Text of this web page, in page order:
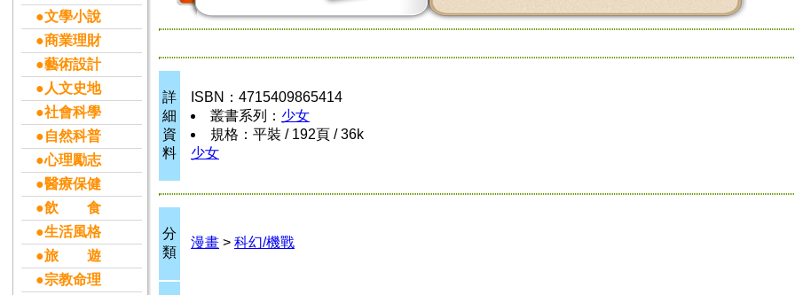
●文學小說
●商業理財
●藝術設計
●人文史地
●社會科學
●自然科普
●心理勵志
●醫療保健
●飲 食
●生活風格
●旅 遊
●宗教命理
詳
細
資
料
ISBN：4715409865414
叢書系列： 少女
規格：平裝 / 192頁 / 36k
少女
分
類
漫畫 > 科幻/機戰